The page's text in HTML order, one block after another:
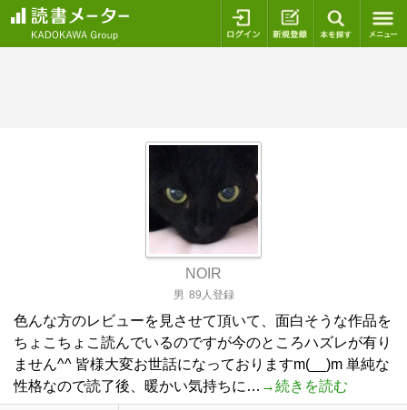
ログイン 新規登録
NOIR
男 89人登録
色んな方のレビューを見させて頂いて、面白そうな作品を
ちょこちょこ読んでいるのですが今のところハズレが有り
ません^^ 皆様大変お世話になっておりますm(__)m 単純な
性格なので読了後、暖かい気持ちに… →続きを読む